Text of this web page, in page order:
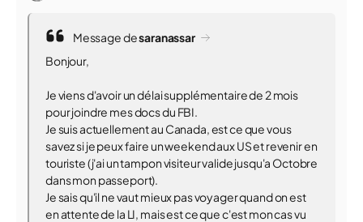
Message desaranassar
Bonjour,
Je viens d'avoir un délai supplémentaire de 2 mois
pour joindre mes docs du FBI.
Je suis actuellement au Canada, est ce que vous
savez si je peux faire un weekend aux US et revenir en
touriste (j'ai un tampon visiteur valide jusqu'a Octobre
dans mon passeport).
Je sais qu'il ne vaut mieux pas voyager quand on est
en attente de la LI, mais est ce que c'est mon cas vu